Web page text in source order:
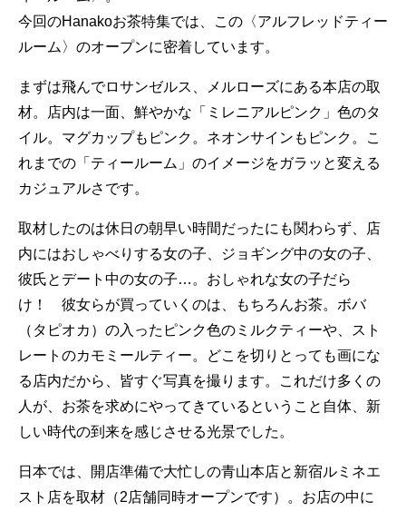
今回のHanakoお茶特集では、この〈アルフレッドティー
ルーム〉のオープンに密着しています。
まずは飛んでロサンゼルス、メルローズにある本店の取
材。店内は一面、鮮やかな「ミレニアルピンク」色のタ
イル。マグカップもピンク。ネオンサインもピンク。こ
れまでの「ティールーム」のイメージをガラッと変える
カジュアルさです。
取材したのは休日の朝早い時間だったにも関わらず、店
内にはおしゃべりする女の子、ジョギング中の女の子、
彼氏とデート中の女の子…。おしゃれな女の子だら
け！ 彼女らが買っていくのは、もちろんお茶。ボバ
（タピオカ）の入ったピンク色のミルクティーや、スト
レートのカモミールティー。どこを切りとっても画にな
る店内だから、皆すぐ写真を撮ります。これだけ多くの
人が、お茶を求めにやってきているということ自体、新
しい時代の到来を感じさせる光景でした。
日本では、開店準備で大忙しの青山本店と新宿ルミネエ
スト店を取材（2店舗同時オープンです）。お店の中に